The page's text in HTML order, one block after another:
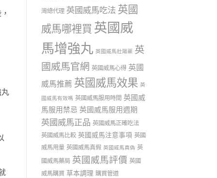
灣總代理 英國威馬吃法 英國
威馬哪裡買 英國威
馬增強丸 英國威馬壯陽藥 英
國威馬官網 英國威馬心得 英國
威馬推薦 英國威馬效果 英
國威馬有效嗎 英國威馬服用時間 英國威
馬服用禁忌 英國威馬服用週期
英國威馬正品 英國威馬正確吃法
英國威馬比較 英國威馬注意事項 英國
威馬用量 英國威馬真假 英國威馬真偽 英
國威馬藥局 英國威馬評價 英國
威馬購買 草本調理 購買管道